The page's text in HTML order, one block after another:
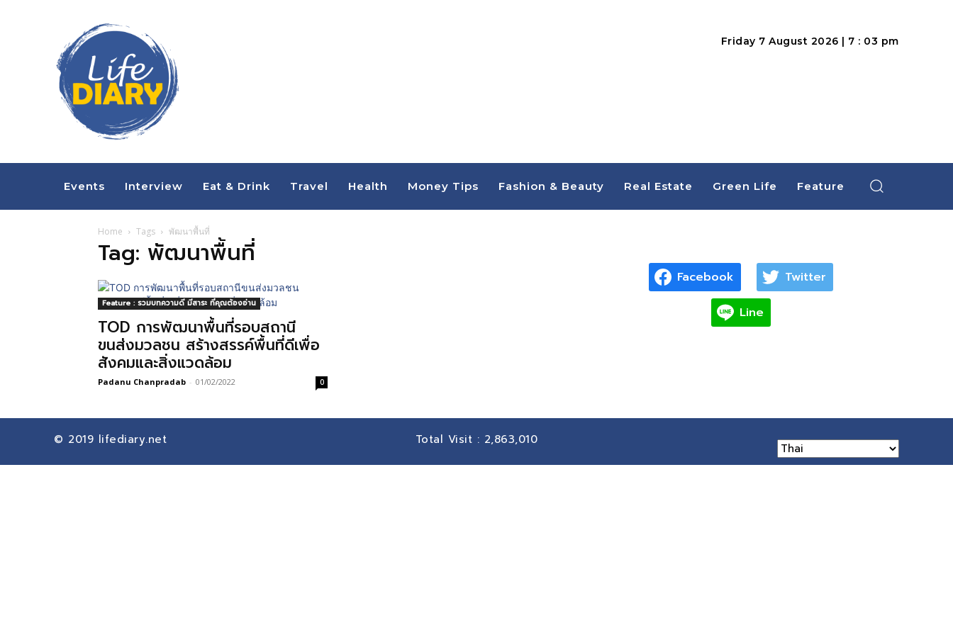
Friday 7 August 2026 | 7 : 03 pm
Events Interview Eat & Drink Travel Health Money Tips Fashion & Beauty Real Estate Green Life Feature
Home Tags พัฒนาพื้นที่
Tag: พัฒนาพื้นที่
Feature : รวมบทความดี มีสาระ ที่คุณต้องอ่าน
TOD การพัฒนาพื้นที่รอบสถานี
ขนส่งมวลชน สร้างสรรค์พื้นที่ดีเพื่อ
สังคมและสิ่งแวดล้อม
Padanu Chanpradab - 01/02/2022 0
Facebook Twitter
Line
© 2019 lifediary.net Total Visit : 2,863,010